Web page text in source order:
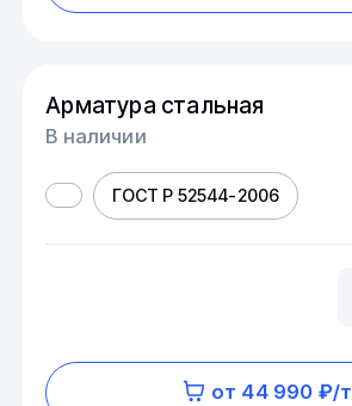
Арматура стальная
В наличии
ГОСТ Р 52544-2006
от 44 990 ₽/т